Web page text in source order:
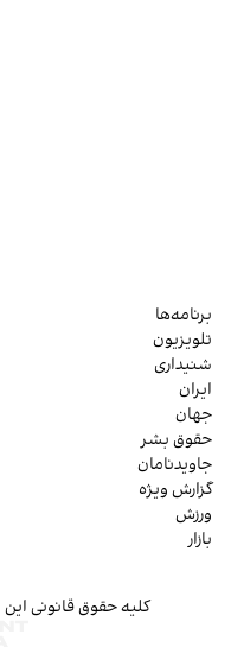
برنامه‌ها
تلویزیون
شنیداری
ایران
جهان
حقوق بشر
جاویدنامان
گزارش ویژه
ورزش
بازار
کلیه حقوق قانونی